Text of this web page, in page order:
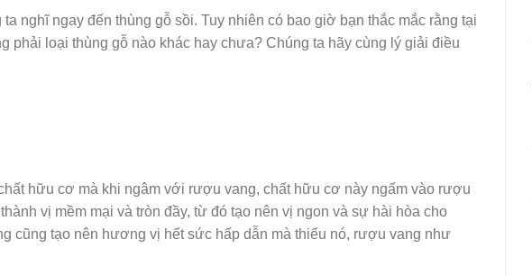
nghĩ ngay đến thùng gỗ sồi. Tuy nhiên có bao giờ bạn thắc mắc rằng tại
loại thùng gỗ nào khác hay chưa? Chúng ta hãy cùng lý giải điều
hữu cơ mà khi ngâm với rượu vang, chất hữu cơ này ngấm vào rượu
vị mềm mại và tròn đầy, từ đó tạo nên vị ngon và sự hài hòa cho
cũng tạo nên hương vị hết sức hấp dẫn mà thiếu nó, rượu vang như